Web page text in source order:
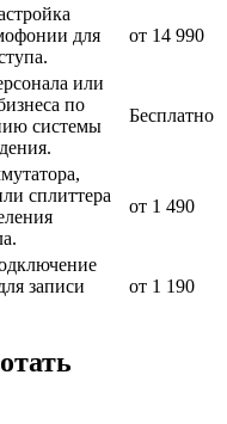
для
от 14 990
или
по
системы
Бесплатно
сплиттера
от 1 490
записи
от 1 190